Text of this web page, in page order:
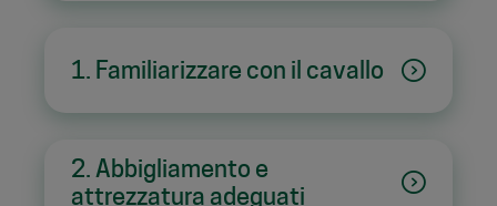
1. Familiarizzare con il cavallo
2. Abbigliamento e
attrezzatura adeguati